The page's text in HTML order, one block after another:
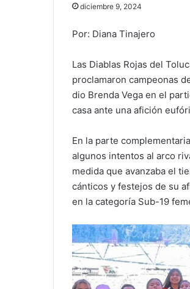
diciembre 9, 2024
Por: Diana Tinajero
Las Diablas Rojas del
proclamaron campeonas
dio Brenda Vega en el
casa ante una afición
En la parte
algunos intentos al arco
medida que avanzaba el
cánticos y festejos de su
en la categoría Sub-19